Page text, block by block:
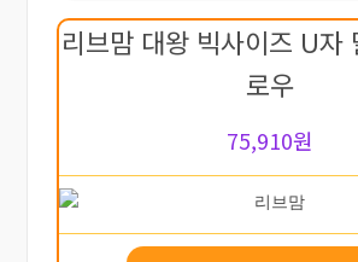
리브맘 대왕 빅사이즈 U자
로우
75,910원